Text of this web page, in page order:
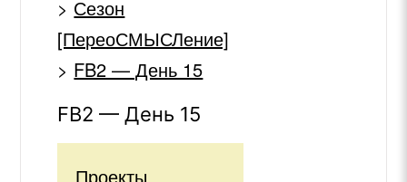
> Сезон
[ПереоСМЫСЛение]
> FB2 — День 15
FB2 — День 15
Проекты